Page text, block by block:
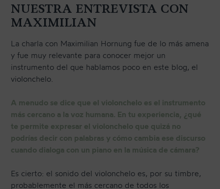
NUESTRA ENTREVISTA CON
MAXIMILIAN
La charla con Maximilian Hornung fue de lo más amena
y fue muy relevante para conocer mejor un
instrumento del que hablamos poco en este blog, el
violonchelo.
A menudo se dice que el violonchelo es el instrumento
más cercano a la voz humana. En tu experiencia, ¿qué
te permite expresar el violonchelo que quizá no
podrías decir con palabras y cómo cambia ese discurso
cuando dialoga con un piano en la música de cámara?
Es cierto: el sonido del violonchelo es, por su timbre,
probablemente el más cercano de todos los